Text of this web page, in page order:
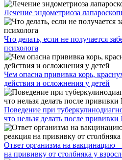
Лечение эндометриоза
Что делать, если не получается
психолога
Чем опасна прививка корь,
действия и осложнения у детей
Поведение при
что нельзя делать после
Ответ организма на вакцинацию
на прививку от столбняка у